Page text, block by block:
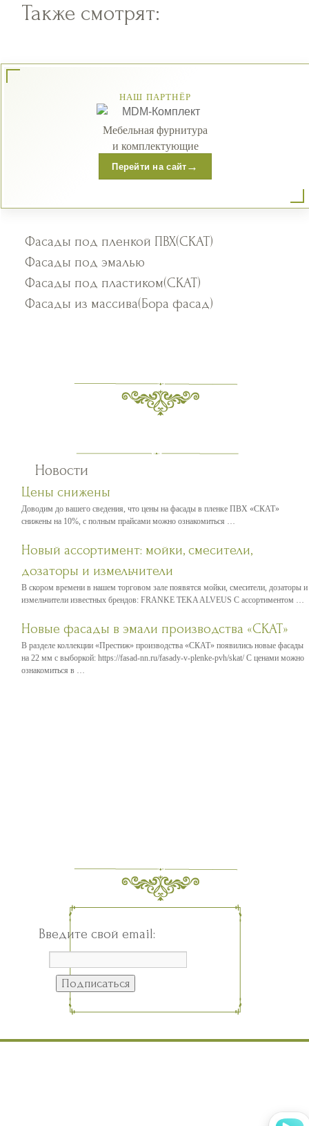
Также смотрят:
НАШ ПАРТНЁР
Мебельная фурнитура
и комплектующие
Перейти на сайт →
Фасады под пленкой ПВХ(СКАТ)
Фасады под эмалью
Фасады под пластиком(СКАТ)
Фасады из массива(Бора фасад)
Новости
Цены снижены
Доводим до вашего сведения, что цены на фасады в пленке ПВХ «СКАТ»
снижены на 10%, с полным прайсами можно ознакомиться …
Новый ассортимент: мойки, смесители,
дозаторы и измельчители
В скором времени в нашем торговом зале появятся мойки, смесители, дозаторы и
измельчители известных брендов: FRANKE TEKA ALVEUS С ассортиментом …
Новые фасады в эмали производства «СКАТ»
В разделе коллекции «Престиж» производства «СКАТ» появились новые фасады
на 22 мм с выборкой: https://fasad-nn.ru/fasady-v-plenke-pvh/skat/ С ценами можно
ознакомиться в …
Введите свой email: